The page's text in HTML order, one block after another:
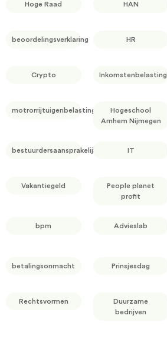
Hoge Raad HAN
beoordelingsverklaring HR
Crypto Inkomstenbelasting
motrorrijtuigenbelasting
Hogeschool
Arnhem Nijmegen
bestuurdersaansprakelijkheid IT
Vakantiegeld
People planet
profit
bpm Advieslab
betalingsonmacht Prinsjesdag
Rechtsvormen
Duurzame
bedrijven